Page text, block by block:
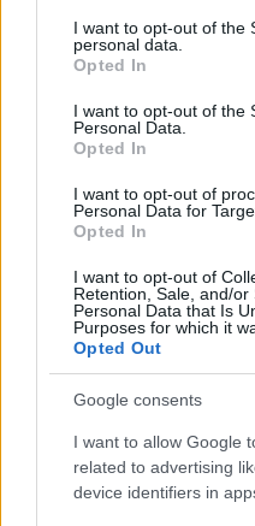
not limited to your visit or
grant or deny consent to
use your data for below
consent section.
I want to opt-out of the
personal data.
Opted In
I want to opt-out of the
Personal Data.
Opted In
I want to opt-out of
Personal Data for
Opted In
I want to opt-out of
Retention, Sale, and/or
Personal Data that Is
Purposes for which it
Opted Out
Google consents
I want to allow Google
related to advertising
device identifiers in
MINDEN NAPRA: 1
ÚTMUTATÓ IGE;
ÖRÖMHÍRTÁR* http://
https://
http://
- Szerda
követeléseivel
adóslevelet, ...
keresztfára!"